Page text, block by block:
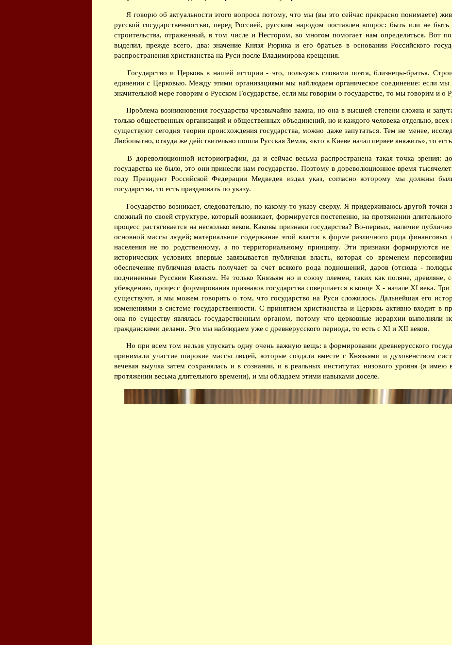
Я говорю об актуальности этого вопроса потому, что мы (вы это сейчас прекрасно понимаете)
русской государственностью, перед Россией, русским народом поставлен вопрос: быть или не
строительства, отраженный, в том числе и Нестором, во многом помогает нам определиться. Вот
выделил, прежде всего, два: значение Князя Рюрика и его братьев в основании Российского
распространения христианства на Руси после Владимирова крещения.
Государство и Церковь в нашей истории - это, пользуясь словами поэта, близнецы-братья.
единении с Церковью. Между этими организациями мы наблюдаем органическое соединение: если
значительной мере говорим о Русском Государстве, если мы говорим о государстве, то мы говорим и о
Проблема возникновения государства чрезвычайно важна, но она в высшей степени сложна и
только общественных организаций и общественных объединений, но и каждого человека отдельно,
существуют сегодня теории происхождения государства, можно даже запутаться. Тем не менее,
Любопытно, откуда же действительно пошла Русская Земля, «кто в Киеве начал первее княжить», то
В дореволюционной историографии, да и сейчас весьма распространена такая точка
государства не было, это они принесли нам государство. Поэтому в дореволюционное время
году Президент Российской Федерации Медведев издал указ, согласно которому мы должны были
государства, то есть праздновать по указу.
Государство возникает, следовательно, по какому-то указу сверху. Я придерживаюсь другой
сложный по своей структуре, который возникает, формируется постепенно, на протяжении
процесс растягивается на несколько веков. Каковы признаки государства? Во-первых, наличие
основной массы людей; материальное содержание этой власти в форме различного рода
населения не по родственному, а по территориальному принципу. Эти признаки формируются
исторических условиях впервые завязывается публичная власть, которая со временем
обеспечение публичная власть получает за счет всякого рода подношений, даров (отсюда -
подчиненные Русским Князьям. Не только Князьям но и союзу племен, таких как поляне, древляне,
убеждению, процесс формирования признаков государства совершается в конце X - начале XI века.
существуют, и мы можем говорить о том, что государство на Руси сложилось. Дальнейшая его
изменениями в системе государственности. С принятием христианства и Церковь активно входит в
она по существу являлась государственным органом, потому что церковные иерархии выполняли
гражданскими делами. Это мы наблюдаем уже с древнерусского периода, то есть с XI и XII веков.
Но при всем том нельзя упускать одну очень важную вещь: в формировании древнерусского
принимали участие широкие массы людей, которые создали вместе с Князьями и духовенством
вечевая выучка затем сохранялась и в сознании, и в реальных институтах низового уровня (я
протяжении весьма длительного времени), и мы обладаем этими навыками доселе.